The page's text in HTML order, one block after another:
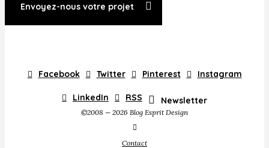
Envoyez-nous votre projet
Facebook Twitter Pinterest Instagram
LinkedIn RSS Newsletter
©2008 — 2026 Blog Esprit Design
Contact